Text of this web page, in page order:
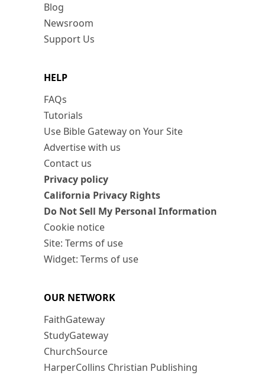
Blog
Newsroom
Support Us
HELP
FAQs
Tutorials
Use Bible Gateway on Your Site
Advertise with us
Contact us
Privacy policy
California Privacy Rights
Do Not Sell My Personal Information
Cookie notice
Site: Terms of use
Widget: Terms of use
OUR NETWORK
FaithGateway
StudyGateway
ChurchSource
HarperCollins Christian Publishing